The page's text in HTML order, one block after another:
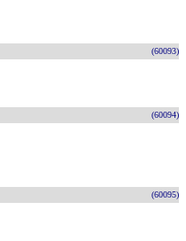
(60093)
(60094)
(60095)